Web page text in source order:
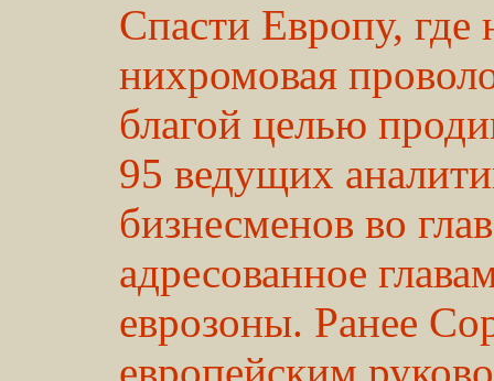
Спасти Европу, где
нихромовая
благой целью
95 ведущих
бизнесменов во
адресованное
еврозоны. Ранее